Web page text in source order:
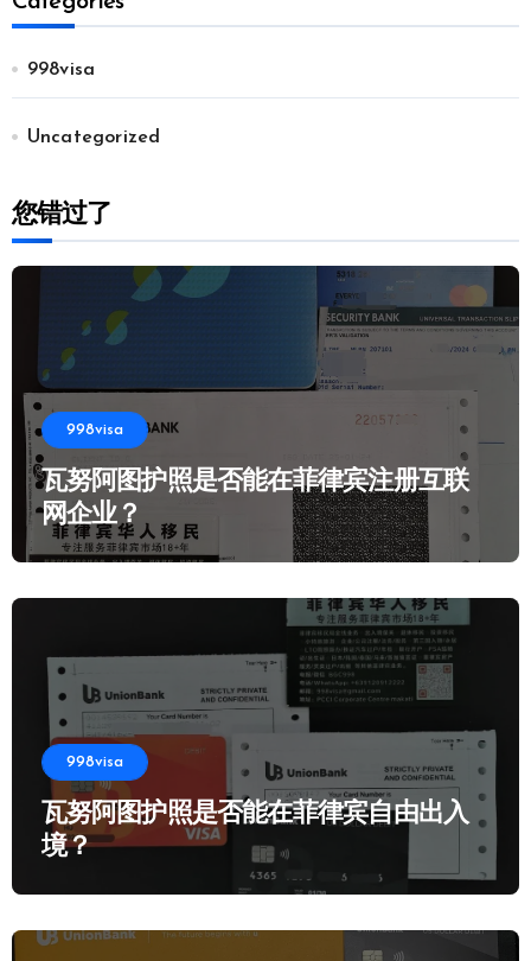
998visa
Uncategorized
您错过了
998visa
瓦努阿图护照是否能在菲律宾注册互联
网企业？
998visa
瓦努阿图护照是否能在菲律宾自由出入
境？